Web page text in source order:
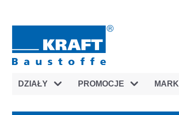
DZIAŁY PROMOCJE MARKI